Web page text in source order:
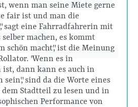
wenn man seine Miete gerne
fair ist und man die
sagt eine Fahrradfahrerin mit
selber machen, es kommt
schön macht", ist die Meinung
"Wenn es in
ist, dann kann es auch in
sein", sind da die Worte eines
Stadtteil zu lesen und in
Performance von